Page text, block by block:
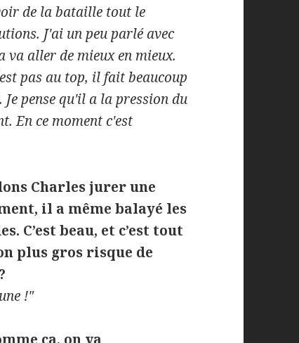
de la bataille tout le
J'ai un peu parlé avec
va aller de mieux en mieux.
pas au top, il fait beaucoup
pense qu'il a la pression du
En ce moment c'est
Charles jurer une
il a même balayé les
C’est beau, et c’est tout
plus gros risque de
!"
ça, on va